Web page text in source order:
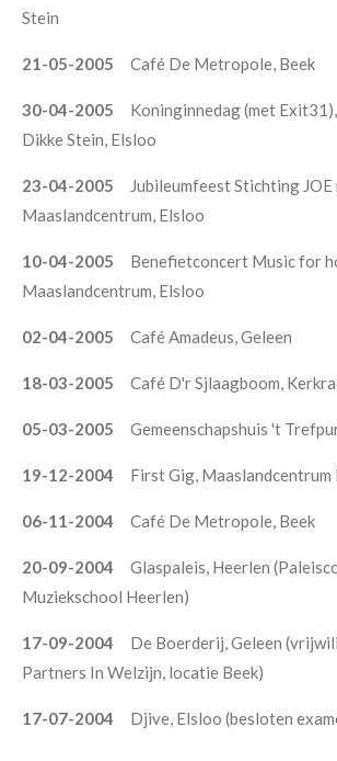
Stein
21-05-2005 Café De Metropole, Beek
30-04-2005 Koninginnedag (met
Dikke Stein, Elsloo
23-04-2005
Jubileumfeest Stichting JOE
Maaslandcentrum, Elsloo
10-04-2005 Benefietconcert Music for
Maaslandcentrum, Elsloo
02-04-2005 Café Amadeus, Geleen
18-03-2005 Café D'r Sjlaagboom,
05-03-2005 Gemeenschapshuis 't
19-12-2004 First Gig, Maaslandcentrum
06-11-2004 Café De Metropole, Beek
20-09-2004 Glaspaleis, Heerlen
Muziekschool Heerlen)
17-09-2004 De Boerderij, Geleen
Partners In Welzijn, locatie Beek)
17-07-2004 Djive, Elsloo (besloten